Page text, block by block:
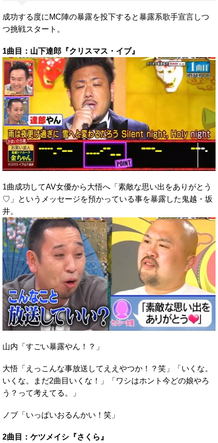
成功する度にMC陣の暴露を投下すると暴露系歌手宣言しつ
つ挑戦スタート。
1曲目：山下達郎『クリスマス・イブ』
1曲成功してAV女優から大悟へ「素敵な思い出をありがとう
♡」というメッセージを預かっている事を暴露した鬼越・坂
井。
山内「すごい暴露やん！？」
大悟「えっこんな事放送してええやつか！？笑」「いくな。
いくな。まだ2曲目いくな！」「ワシはホント今どの娘やろ
う？って考えてる。」
ノブ「いっぱいおるんかい！笑」
2曲目：ケツメイシ『さくら』